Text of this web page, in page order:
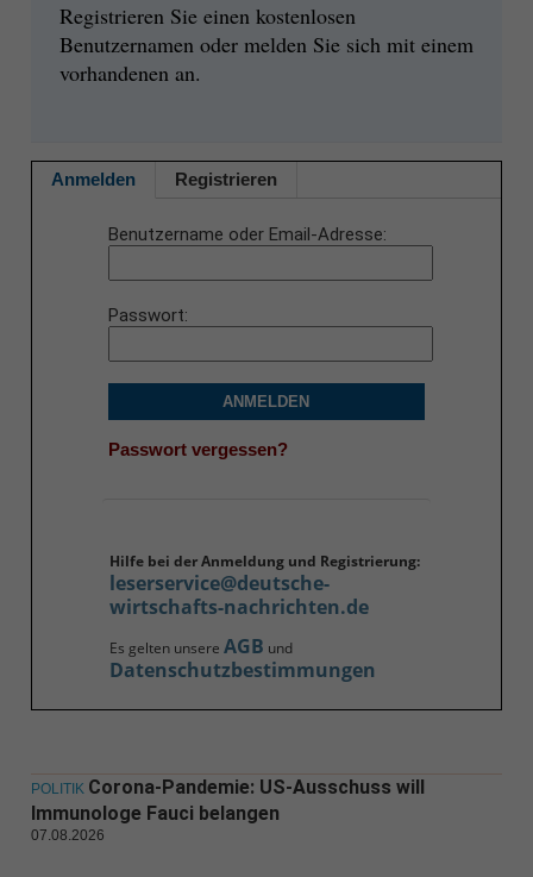
Registrieren Sie einen kostenlosen
Benutzernamen oder melden Sie sich mit einem
vorhandenen an.
Anmelden Registrieren
Benutzername oder Email-Adresse
Passwort
ANMELDEN
Passwort vergessen?
Hilfe bei der Anmeldung und Registrierung:
leserservice@deutsche-
wirtschafts-nachrichten.de
Es gelten unsere AGB und
Datenschutzbestimmungen
POLITIK Corona-Pandemie: US-Ausschuss will
Immunologe Fauci belangen
07.08.2026